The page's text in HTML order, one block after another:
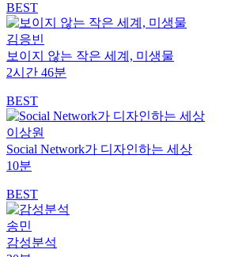
BEST
김응빈
보이지 않는 작은 세계, 미생물
2시간 46분
BEST
이상원
Social Network가 디자인하는 세상
10분
BEST
송민
감성분석